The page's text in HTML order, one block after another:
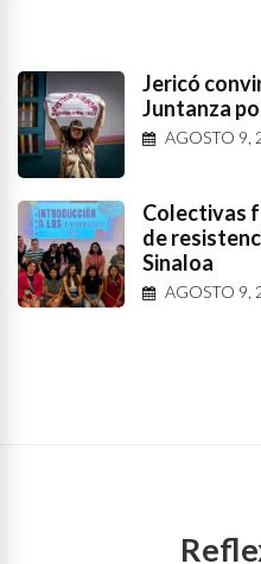
Jericó
Juntanza
AGOSTO 9,
Colectivas
de
Sinaloa
AGOSTO 9,